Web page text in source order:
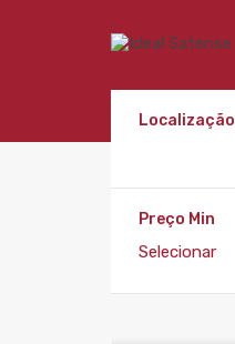
Localização
Preço Min